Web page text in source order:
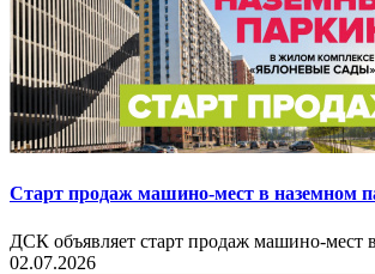
Старт продаж машино-мест в наземном
ДСК объявляет старт продаж машино-
02.07.2026